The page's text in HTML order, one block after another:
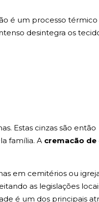
é um processo
desintegra os
Estas cinzas são então
família. A cremacão de
em cemitérios ou
as legislações
é um dos principais